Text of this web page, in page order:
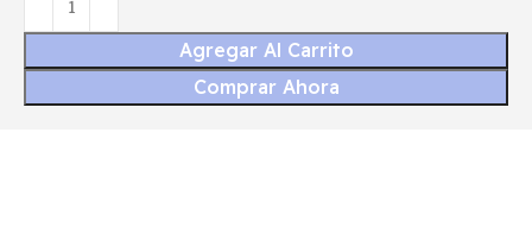
Agregar Al Carrito
Comprar Ahora